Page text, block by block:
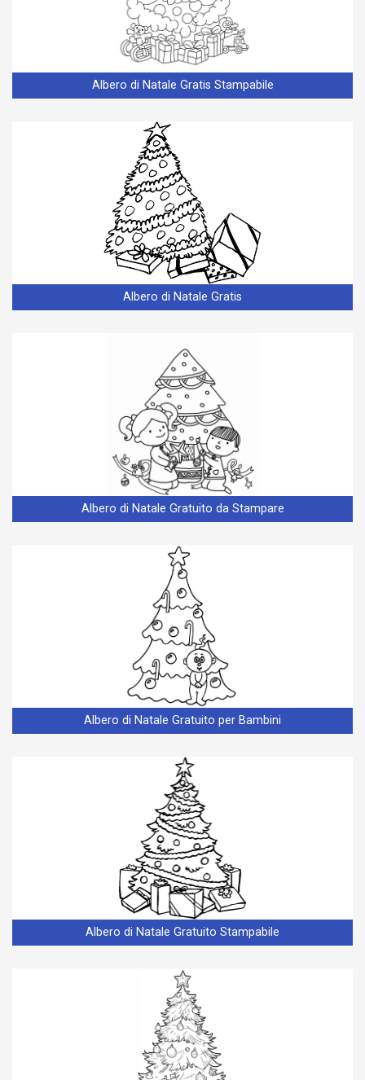
Albero di Natale Gratis Stampabile
Albero di Natale Gratis
Albero di Natale Gratuito da Stampare
Albero di Natale Gratuito per Bambini
Albero di Natale Gratuito Stampabile